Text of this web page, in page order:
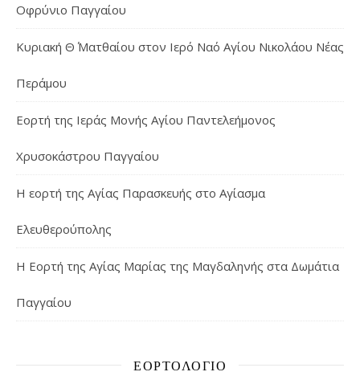
Οφρύνιο Παγγαίου
Κυριακή Θ΄ Ματθαίου στον Ιερό Ναό Αγίου Νικολάου Νέας
Περάμου
Εορτή της Ιεράς Μονής Αγίου Παντελεήμονος
Χρυσοκάστρου Παγγαίου
Η εορτή της Αγίας Παρασκευής στο Αγίασμα
Ελευθερούπολης
H Εορτή της Αγίας Μαρίας της Μαγδαληνής στα Δωμάτια
Παγγαίου
ΕΟΡΤΟΛΌΓΙΟ